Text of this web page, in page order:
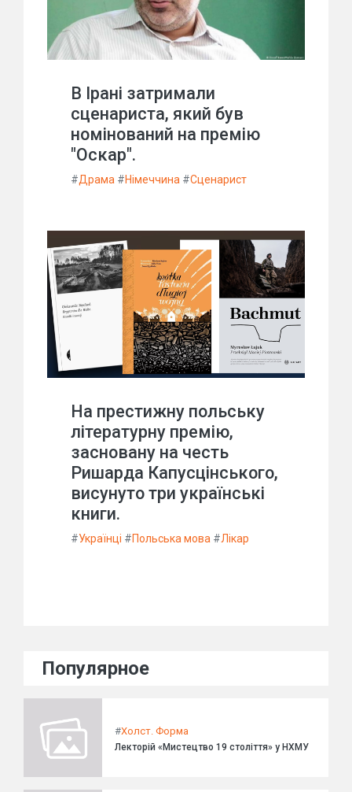
В Ірані затримали
сценариста, який був
номінований на премію
"Оскар".
#Драма #Німеччина #Сценарист
На престижну польську
літературну премію,
засновану на честь
Ришарда Капусцінського,
висунуто три українські
книги.
#Українці #Польська мова #Лікар
Популярное
#Холст. Форма
Лекторій «Мистецтво 19 століття» у НХМУ